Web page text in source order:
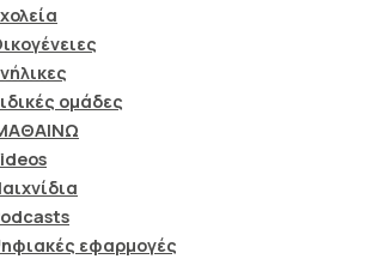
ομάδες
εφαρμογές